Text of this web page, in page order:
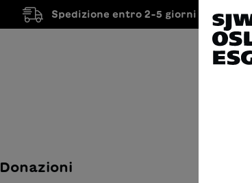
Spedizione entro 2-5 giorni lavorativi
Donazioni